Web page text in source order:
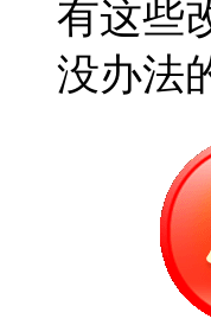
有这些
没办法